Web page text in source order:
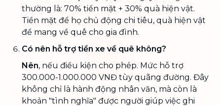
thường là: 70% tiền mặt + 30% quà hiện vật.
Tiền mặt để họ chủ động chi tiêu, quà hiện vật
để mang về quê cho gia đình.
Có nên hỗ trợ tiền xe về quê không?
Nên, nếu điều kiện cho phép. Mức hỗ trợ
300.000-1.000.000 VNĐ tùy quãng đường. Đây
không chỉ là hành động nhân văn, mà còn là
khoản "tình nghĩa" được người giúp việc ghi